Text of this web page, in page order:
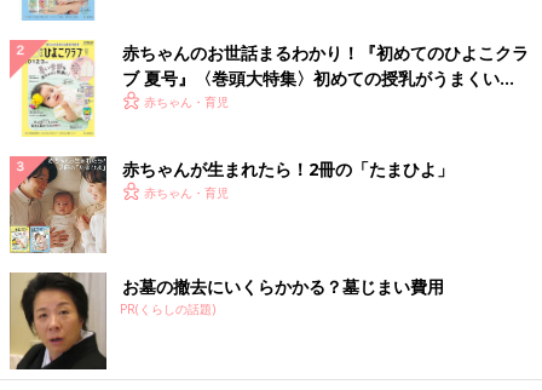
赤ちゃんのお世話まるわかり！『初めてのひよこクラ
ブ 夏号』〈巻頭大特集〉初めての授乳がうまくい
く！ おっぱい・ミルクの基本と夏のトラブル 解決テ
赤ちゃん・育児
赤ちゃんが生まれたら！2冊の「たまひよ」
赤ちゃん・育児
お墓の撤去にいくらかかる？墓じまい費用
PR(くらしの話題)